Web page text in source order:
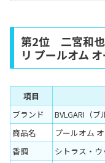
第2位 二宮和也
リ プールオム
項目
ブランド
BVLGARI（ブ
商品名
プールオム
香調
シトラス・ウ